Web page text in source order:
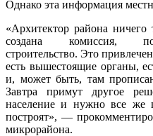
Однако эта информация
«Архитектор района
создана комиссия,
строительство. Это
есть вышестоящие органы,
и, может быть, там
Завтра примут другое
население и нужно все же
построят», —
микрорайона.